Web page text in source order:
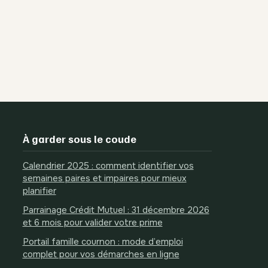
À garder sous le coude
Calendrier 2025 : comment identifier vos
semaines paires et impaires pour mieux
planifier
Parrainage Crédit Mutuel : 31 décembre 2026
et 6 mois pour valider votre prime
Portail famille cournon : mode d’emploi
complet pour vos démarches en ligne